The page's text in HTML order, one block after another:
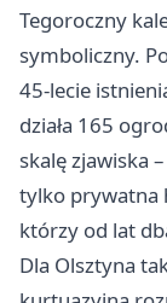
Tegoroczny
symboliczny.
45-lecie
działa 165
skalę zjawiska
tylko prywatna
którzy od lat
Dla Olsztyna